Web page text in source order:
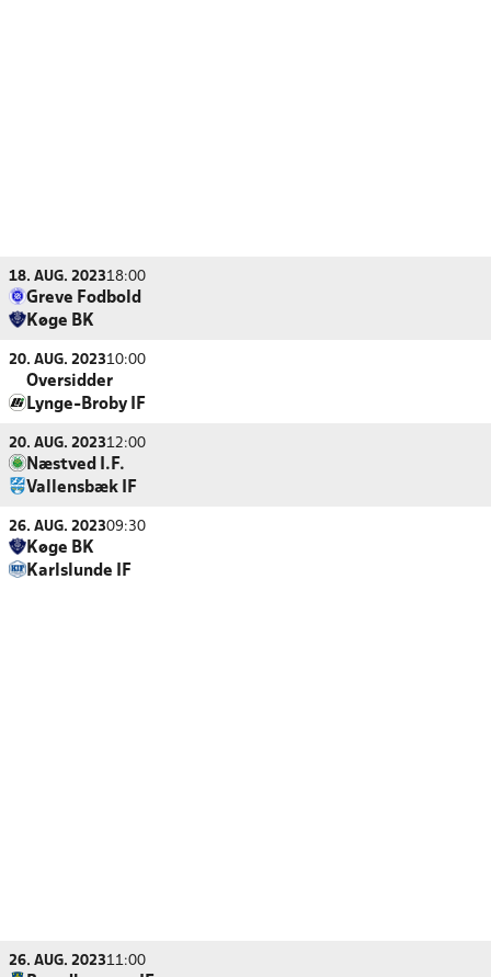
18. AUG. 202318:00
Greve Fodbold
Køge BK
20. AUG. 202310:00
Oversidder
Lynge-Broby IF
20. AUG. 202312:00
Næstved I.F.
Vallensbæk IF
26. AUG. 202309:30
Køge BK
Karlslunde IF
26. AUG. 202311:00